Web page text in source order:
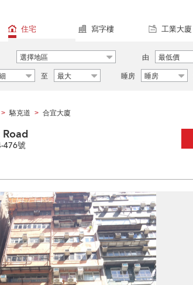
住宅 寫字樓 工業大廈
選擇地區 由 最低價
至 最大 睡房 睡房
> 駱克道 > 合宜大廈
476號